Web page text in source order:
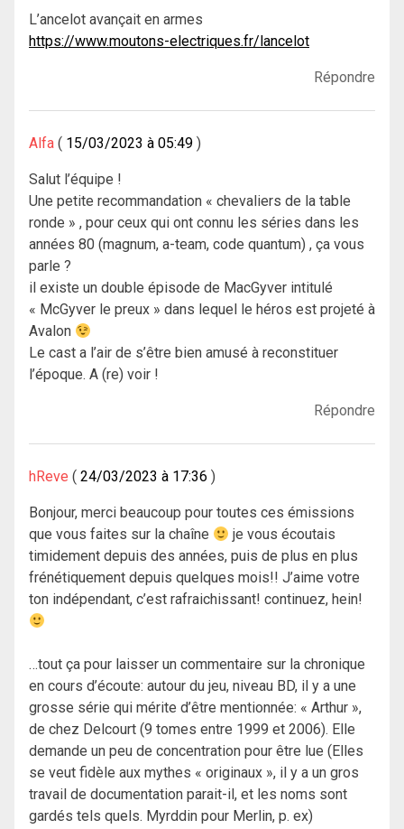
L’ancelot avançait en armes
https://www.moutons-electriques.fr/lancelot
Répondre
Alfa 15/03/2023 à 05:49
Salut l’équipe !
Une petite recommandation « chevaliers de la table
ronde » , pour ceux qui ont connu les séries dans les
années 80 (magnum, a-team, code quantum) , ça vous
parle ?
il existe un double épisode de MacGyver intitulé
« McGyver le preux » dans lequel le héros est projeté à
Avalon
Le cast a l’air de s’être bien amusé à reconstituer
l’époque. A (re) voir !
Répondre
hReve 24/03/2023 à 17:36
Bonjour, merci beaucoup pour toutes ces émissions
que vous faites sur la chaîne
je vous écoutais
timidement depuis des années, puis de plus en plus
frénétiquement depuis quelques mois!! J’aime votre
ton indépendant, c’est rafraichissant! continuez, hein!
…tout ça pour laisser un commentaire sur la chronique
en cours d’écoute: autour du jeu, niveau BD, il y a une
grosse série qui mérite d’être mentionnée: « Arthur »,
de chez Delcourt (9 tomes entre 1999 et 2006). Elle
demande un peu de concentration pour être lue (Elles
se veut fidèle aux mythes « originaux », il y a un gros
travail de documentation parait-il, et les noms sont
gardés tels quels. Myrddin pour Merlin, p. ex)